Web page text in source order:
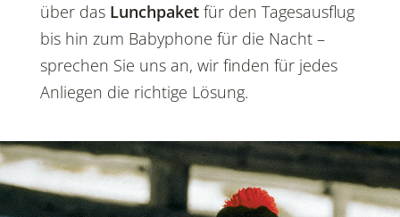
über das Lunchpaket für den Tagesausflug
bis hin zum Babyphone für die Nacht –
sprechen Sie uns an, wir finden für jedes
Anliegen die richtige Lösung.